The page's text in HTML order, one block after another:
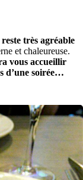
très agréable
et chaleureuse.
vous accueillir
d’une soirée…